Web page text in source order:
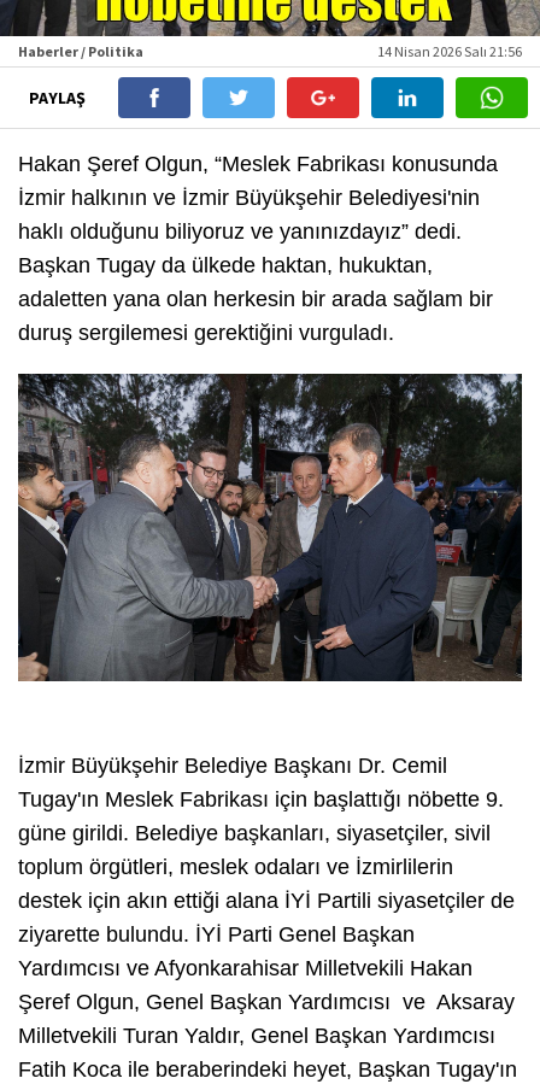
Haberler / Politika 14 Nisan 2026 Salı 21:56
PAYLAŞ
Hakan Şeref Olgun, “Meslek Fabrikası konusunda
İzmir halkının ve İzmir Büyükşehir Belediyesi'nin
haklı olduğunu biliyoruz ve yanınızdayız” dedi.
Başkan Tugay da ülkede haktan, hukuktan,
adaletten yana olan herkesin bir arada sağlam bir
duruş sergilemesi gerektiğini vurguladı.
İzmir Büyükşehir Belediye Başkanı Dr. Cemil
Tugay'ın Meslek Fabrikası için başlattığı nöbette 9.
güne girildi. Belediye başkanları, siyasetçiler, sivil
toplum örgütleri, meslek odaları ve İzmirlilerin
destek için akın ettiği alana İYİ Partili siyasetçiler de
ziyarette bulundu. İYİ Parti Genel Başkan
Yardımcısı ve Afyonkarahisar Milletvekili Hakan
Şeref Olgun, Genel Başkan Yardımcısı ve Aksaray
Milletvekili Turan Yaldır, Genel Başkan Yardımcısı
Fatih Koca ile beraberindeki heyet, Başkan Tugay'ın